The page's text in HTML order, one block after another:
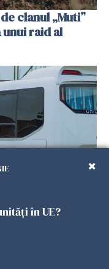
clanul „Muti”
unui raid al
în Turcia. Nouă
în UE?